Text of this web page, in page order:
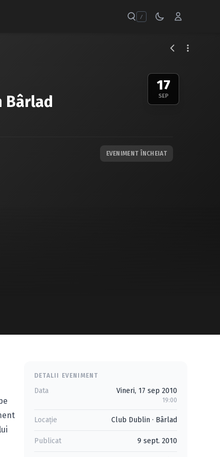
/
17
SEP
Bârlad
EVENIMENT ÎNCHEIAT
DETALII EVENIMENT
Data Vineri, 17 sep 2010
19:00
Locație Club Dublin · Bârlad
Publicat 9 sept. 2010